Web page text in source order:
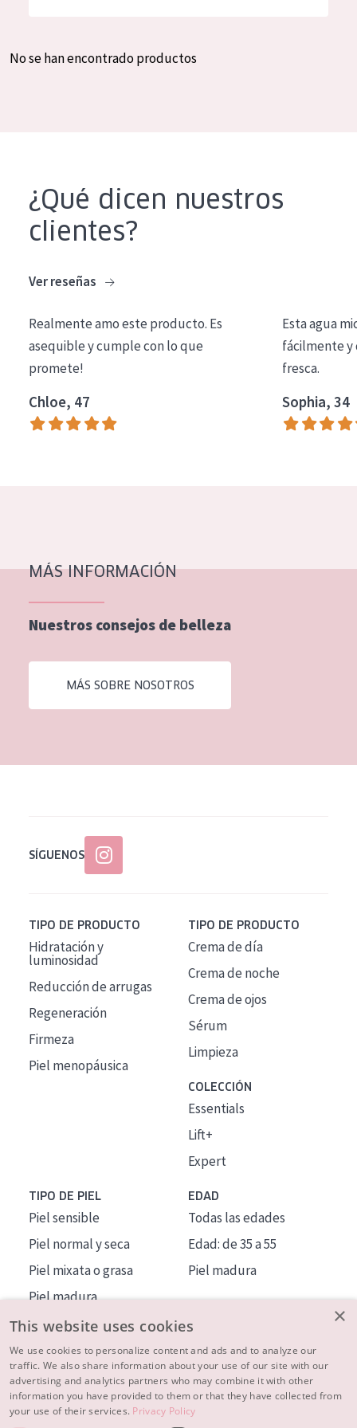
Crema de día
Crema de noche
Limpieza
COLECCIÓN
Essentials
Lift+
Piel normal y seca
Piel mixata o grasa
Piel madura
Piel expuesta al sol
Piel menopáusica
Todas las edades
Spanish
No se han encontrado productos
¿Qué dicen nuestros
clientes?
Ver reseñas
Realmente amo este producto. Es
asequible y cumple con lo que
promete!
Chloe, 47
Esta agua
fácilmente y
fresca.
Sophia, 34
MÁS INFORMACIÓN
Nuestros consejos de belleza
MÁS SOBRE NOSOTROS
SÍGUENOS
TIPO DE PRODUCTO
Hidratación y
luminosidad
Reducción de arrugas
Regeneración
Firmeza
Piel menopáusica
TIPO DE PRODUCTO
Crema de día
Crema de noche
Crema de ojos
Sérum
Limpieza
COLECCIÓN
Essentials
Lift+
Expert
TIPO DE PIEL
Piel sensible
Piel normal y seca
Piel mixata o grasa
Piel madura
Piel expuesta al sol
Piel menopáusica
EDAD
Todas las edades
Edad: de 35 a 55
Piel madura
MÁS SOBRE NOSOTROS
INSPIRACIÓN
×
This website uses cookies
We use cookies to personalize content and ads and to analyze our
traffic. We also share information about your use of our site with our
advertising and analytics partners who may combine it with other
information you have provided to them or that they have collected from
your use of their services. Privacy Policy